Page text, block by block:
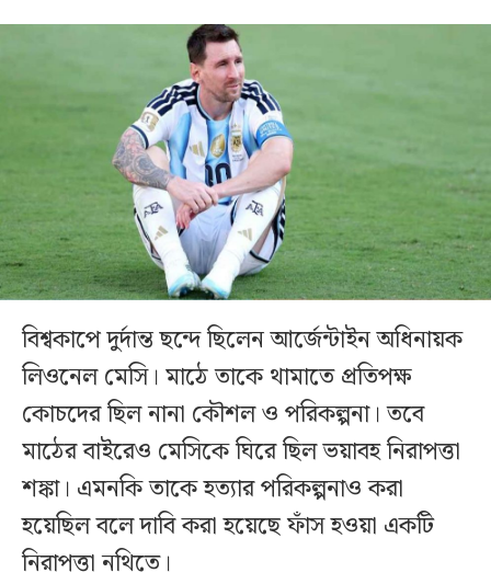
বিশ্বকাপে দুর্দান্ত ছন্দে ছিলেন আর্জেন্টাইন অধিনায়ক
লিওনেল মেসি। মাঠে তাকে থামাতে প্রতিপক্ষ
কোচদের ছিল নানা কৌশল ও পরিকল্পনা। তবে
মাঠের বাইরেও মেসিকে ঘিরে ছিল ভয়াবহ নিরাপত্তা
শঙ্কা। এমনকি তাকে হত্যার পরিকল্পনাও করা
হয়েছিল বলে দাবি করা হয়েছে ফাঁস হওয়া একটি
নিরাপত্তা নথিতে।